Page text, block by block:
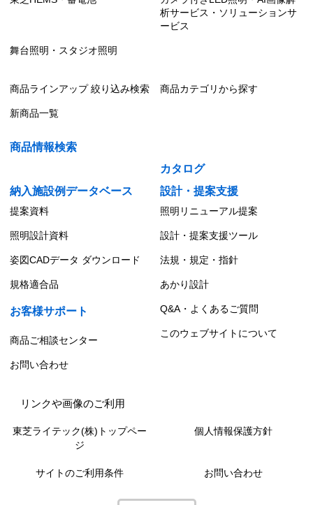
析サービス・ソリューションサ
ービス
舞台照明・スタジオ照明
商品ラインアップ 絞り込み検索 商品カテゴリから探す
新商品一覧
商品情報検索
カタログ
納入施設例データベース
設計・提案支援
提案資料 照明リニューアル提案
照明設計資料 設計・提案支援ツール
姿図CADデータ ダウンロード 法規・規定・指針
規格適合品 あかり設計
お客様サポート Q&A・よくあるご質問
商品ご相談センター
このウェブサイトについて
お問い合わせ
リンクや画像のご利用
東芝ライテック(株)トップペー
ジ
個人情報保護方針
サイトのご利用条件 お問い合わせ